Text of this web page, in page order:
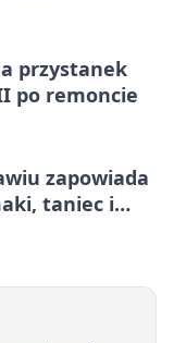
przystanek
po remoncie
zapowiada
taniec i